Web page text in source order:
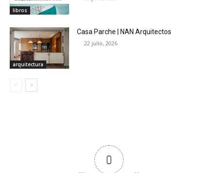
libros
arquitectura
Casa Parche | NAN Arquitectos
22 julio, 2026
0